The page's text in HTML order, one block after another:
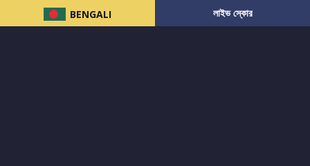
BENGALI লাইভ স্কোর